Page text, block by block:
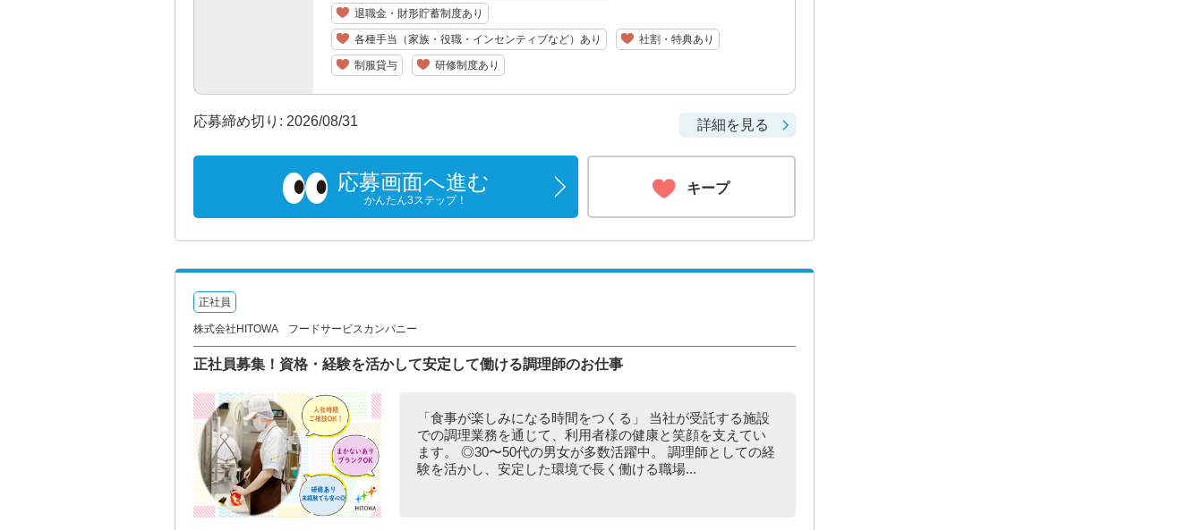
退職金・財形貯蓄制度あり
各種手当（家族・役職・インセンティブなど）あり 社割・特典あり
制服貸与 研修制度あり
応募締め切り: 2026/08/31 詳細を見る
応募画面へ進む
かんたん3ステップ！
キープ
正社員
株式会社HITOWA フードサービスカンパニー
正社員募集！資格・経験を活かして安定して働ける調理師のお仕事
「食事が楽しみになる時間をつくる」 当社が受託する施設
での調理業務を通じて、利用者様の健康と笑顔を支えてい
ます。 ◎30〜50代の男女が多数活躍中。 調理師としての経
験を活かし、安定した環境で長く働ける職場...